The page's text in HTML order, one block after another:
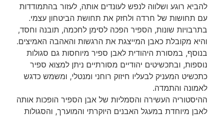
ושלווה לנפש לעונדים אותה, לעזור בהתמודדות
של חרדה ולחזק את תחושת הביטחון עצמי.
שונות, הספיר הפכה לסימן לחכמה, תובנה וחסד,
כאבן המייצגת את הרגשות והאהבה האמיצים.
במסורת היהודית לאבן ספיר מיוחסות גם סגולות
ובתכשיטים יהודיים מסורתיים ניתן למצוא ספיר
המעניק לבעליו חיזוק רוחני ומנטלי, ומשמש כדגש
והתמדה.
העשירה והסמליות של אבן הספיר הופכות אותה
במעגל האבנים היוקרתי והמוערך, והסגולות